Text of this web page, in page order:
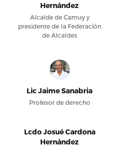
Hernández
Alcalde de Camuy y
presidente de la Federación
de Alcaldes
Lic Jaime Sanabria
Profesor de derecho
Lcdo Josué Cardona
Hernández